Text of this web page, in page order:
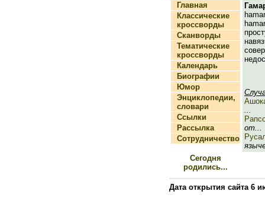
Главная
Классические
кроссворды
Сканворды
Тематические
кроссворды
Календарь
Биографии
Юмор
Энциклопедии,
словари
Ссылки
Рассылка
Сотрудничество
Сегодня
родились...
...
от...
Дата открытия сайта 6